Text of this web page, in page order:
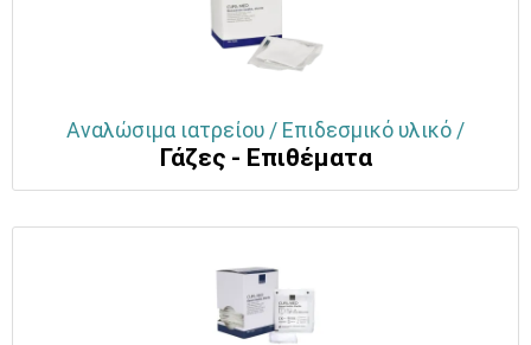
Αναλώσιμα ιατρείου / Επιδεσμικό υλικό /
Γάζες - Επιθέματα